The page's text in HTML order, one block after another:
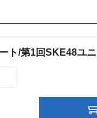
ト/第1回SKE48ユ